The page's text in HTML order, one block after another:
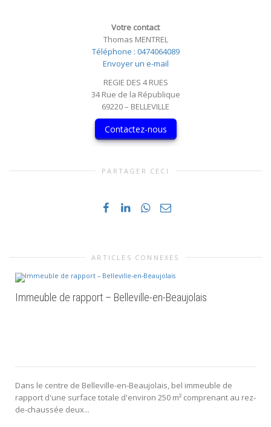
Votre contact
Thomas MENTREL
Téléphone : 0474064089
Envoyer un e-mail
REGIE DES 4 RUES
34 Rue de la République
69220 – BELLEVILLE
Contactez-nous
PARTAGER CECI
ARTICLES CONNEXES
Immeuble de rapport – Belleville-en-Beaujolais
Dans le centre de Belleville-en-Beaujolais, bel immeuble de
rapport d'une surface totale d'environ 250 m² comprenant au rez-
de-chaussée deux...